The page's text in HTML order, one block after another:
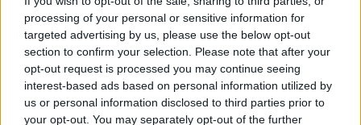
processing of your personal or sensitive information for
targeted advertising by us, please use the below opt-out
section to confirm your selection. Please note that after your
opt-out request is processed you may continue seeing
interest-based ads based on personal information utilized by
us or personal information disclosed to third parties prior to
your opt-out. You may separately opt-out of the further
Comentari: